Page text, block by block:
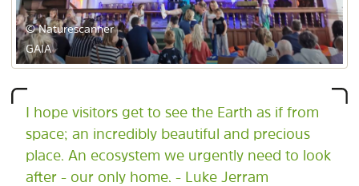
© Naturescanner
GAIA
I hope visitors get to see the Earth as if from
space; an incredibly beautiful and precious
place. An ecosystem we urgently need to look
after - our only home. - Luke Jerram